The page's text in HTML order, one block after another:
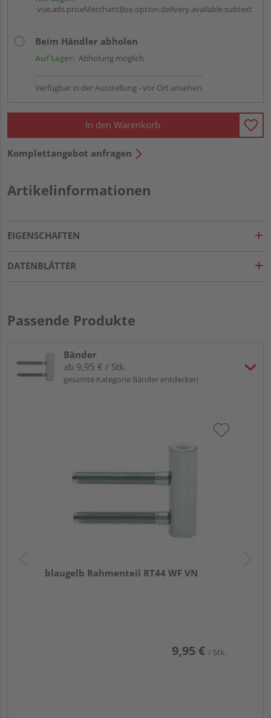
vue.ads.priceMerchantBox.option.delivery.available.subtext
Beim Händler abholen
Auf Lager: Abholung möglich
Verfügbar in der Ausstellung - vor Ort ansehen.
In den Warenkorb
Komplettangebot anfragen
Artikelinformationen
EIGENSCHAFTEN
DATENBLÄTTER
Passende Produkte
Bänder
ab 9,95 € / Stk.
gesamte Kategorie Bänder entdecken
blaugelb Rahmenteil RT44 WF VN
9,95 € / Stk.